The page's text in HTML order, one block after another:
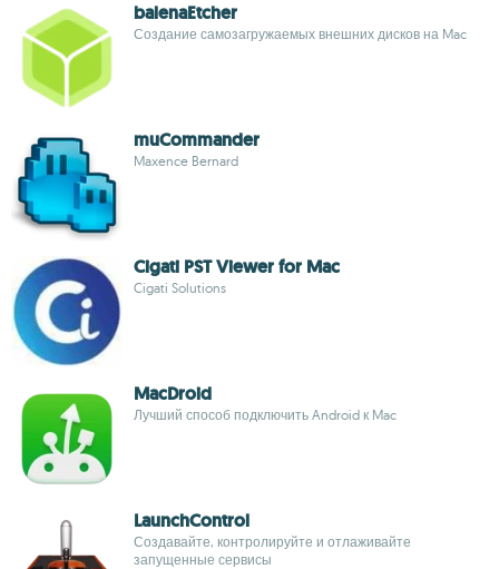
balenaEtcher
Создание самозагружаемых внешних дисков на Mac
muCommander
Maxence Bernard
Cigati PST Viewer for Mac
Cigati Solutions
MacDroid
Лучший способ подключить Android к Mac
LaunchControl
Создавайте, контролируйте и отлаживайте
запущенные сервисы